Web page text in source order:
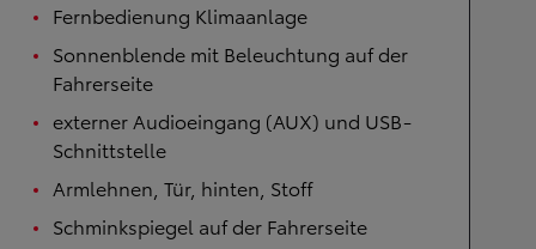
Fernbedienung Klimaanlage
Sonnenblende mit Beleuchtung auf der
Fahrerseite
externer Audioeingang (AUX) und USB-
Schnittstelle
Armlehnen, Tür, hinten, Stoff
Schminkspiegel auf der Fahrerseite